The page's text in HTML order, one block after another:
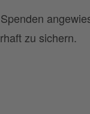
zu sichern.